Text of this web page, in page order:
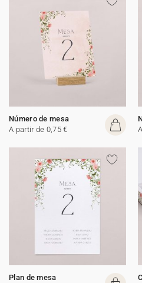
Número de mesa
A partir de 0,75 €
Plan de mesa